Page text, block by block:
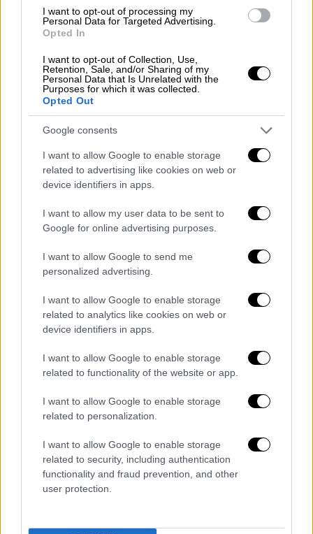
I want to opt-out of processing my
Personal Data for Targeted Advertising.
Opted In
I want to opt-out of Collection, Use,
Retention, Sale, and/or Sharing of my
Personal Data that Is Unrelated with the
Purposes for which it was collected.
Opted Out
Google consents
I want to allow Google to enable storage
related to advertising like cookies on web or
device identifiers in apps.
I want to allow my user data to be sent to
Google for online advertising purposes.
I want to allow Google to send me
personalized advertising.
I want to allow Google to enable storage
related to analytics like cookies on web or
device identifiers in apps.
I want to allow Google to enable storage
related to functionality of the website or app.
I want to allow Google to enable storage
related to personalization.
I want to allow Google to enable storage
related to security, including authentication
functionality and fraud prevention, and other
user protection.
Ο Κυριάκος Μητσοτάκης έχει μιλήσει για μία
κυβέρνησημονοκομματική αλλά όχι
μονοχρωματική, με στόχο την αξιοποίηση
των κατάλληλων προσώπων. Ένα όνομα
έκπληξη ήταν αυτό του δημάρχου Τρικάλων
Δημήτρη Παπαστεργίου, που αναλαμβάνει
ένα κρίσιμο υπουργείο : το Ψηφιακής
Διακυβέρνησης. Έχοντας καταστήσει τα
Τρίκαλα την πιο τεχνολογικά αναπτυγμένη
πόλη της Ελλάδας τώρα καλείται να κάνει
βουτιά στα βαθιά και να τρέξει μια σειρά από
φιλόδοξα εγχειρήματα για τον περαιτέρω
Στόχος να μην χαθεί το δεξιό
Δεδομένο είναι πως κάποια στελέχη της
νέας κυβέρνησης μπορούν πιο εύκολα να
μιλήσουν σε ένα «παραδοσιακό» κοινόκαι
αυτό είναι κάτι σημαντικό, καθώς τρία
κόμματα που κινούνται στα δεξιά της Ν.Δ.
είναι στη νέα Βουλή. Να σημειωθεί εδώ πως
Βορίδης που αναλαμβάνει καθήκοντα
υπουργού Επικρατείας με έμφαση στον
συντονισμό του κοινοβουλευτικού έργου